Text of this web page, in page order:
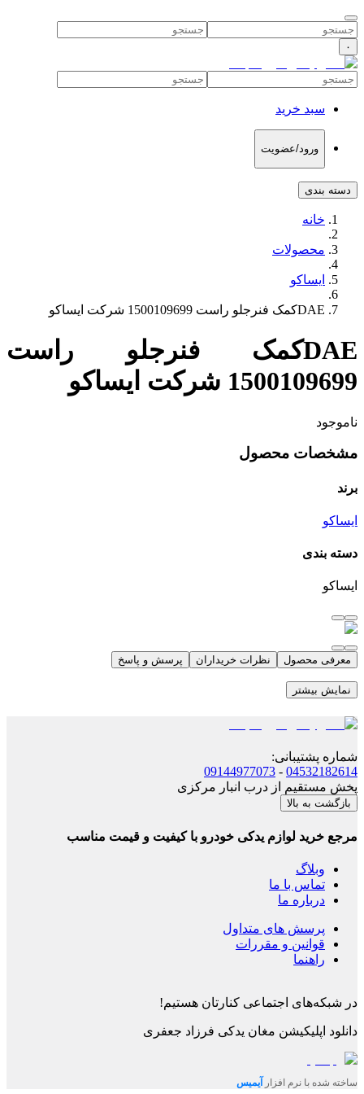
۰
سبد خرید
ورود/عضویت
دسته بندی
خانه
محصولات
ایساکو
DAEکمک فنرجلو راست 1500109699 شرکت ایساکو
DAEکمک فنرجلو راست
1500109699 شرکت ایساکو
ناموجود
مشخصات محصول
برند
ایساکو
دسته بندی
ایساکو
معرفی محصول نظرات خریداران پرسش و پاسخ
نمایش بیشتر
شماره پشتیبانی:
04532182614
-
09144977073
پخش مستقیم از درب انبار مرکزی
بازگشت به بالا
مرجع خرید لوازم یدکی خودرو با کیفیت و قیمت مناسب
وبلاگ
تماس با ما
درباره ما
پرسش های متداول
قوانین و مقررات
راهنما
در شبکه‌های اجتماعی کنارتان هستیم!
دانلود اپلیکیشن مغان یدکی فرزاد جعفری
ساخته شده با نرم افزار آیمیس